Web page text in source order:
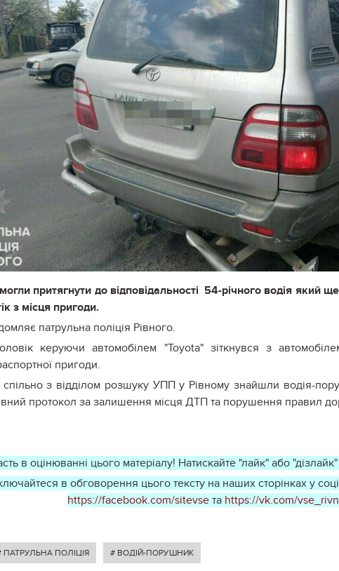
притягнути до відповідальності 54-річного водія який
з місця пригоди.
патрульна поліція Рівного.
керуючи автомобілем "Toyota" зіткнувся з
пригоди.
спільно з відділом розшуку УПП у Рівному знайшли водія-
протокол за залишення місця ДТП та порушення правил
в оцінюванні цього матеріалу! Натискайте "лайк" або
в обговорення цього тексту на наших сторінках у
https://facebook.com/sitevse та https://vk.com/
ПАТРУЛЬНА ПОЛІЦІЯ # ВОДІЙ-ПОРУШНИК